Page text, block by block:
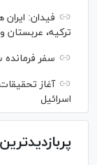
فیدان:
ترکیه، عربستان
سفر
آغاز
اسرائیل